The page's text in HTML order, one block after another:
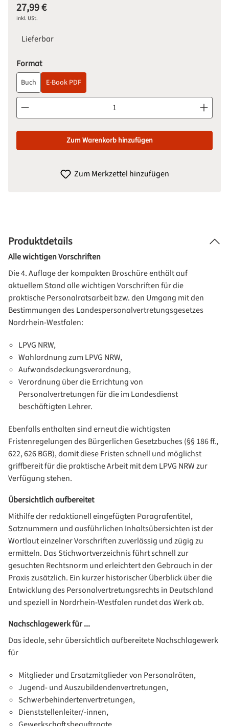
Regulärer Preis:
27,99 €
inkl. USt.
Lieferbar
Formatauswählen
Buch E-Book PDF
Produkt Anzahl: Gib den gewünschten Wert ein oder
Zum Warenkorb hinzufügen
Zum Merkzettel hinzufügen
Produktdetails
Alle wichtigen Vorschriften
Die 4. Auflage der kompakten Broschüre enthält auf
aktuellem Stand alle wichtigen Vorschriften für die
praktische Personalratsarbeit bzw. den Umgang mit den
Bestimmungen des Landespersonalvertretungsgesetzes
Nordrhein-Westfalen:
LPVG NRW,
Wahlordnung zum LPVG NRW,
Aufwandsdeckungsverordnung,
Verordnung über die Errichtung von
Personalvertretungen für die im Landesdienst
beschäftigten Lehrer.
Ebenfalls enthalten sind erneut die wichtigsten
Fristenregelungen des Bürgerlichen Gesetzbuches (§§ 186 ff.,
622, 626 BGB), damit diese Fristen schnell und möglichst
griffbereit für die praktische Arbeit mit dem LPVG NRW zur
Verfügung stehen.
Übersichtlich aufbereitet
Mithilfe der redaktionell eingefügten Paragrafentitel,
Satznummern und ausführlichen Inhaltsübersichten ist der
Wortlaut einzelner Vorschriften zuverlässig und zügig zu
ermitteln. Das Stichwortverzeichnis führt schnell zur
gesuchten Rechtsnorm und erleichtert den Gebrauch in der
Praxis zusätzlich. Ein kurzer historischer Überblick über die
Entwicklung des Personalvertretungsrechts in Deutschland
und speziell in Nordrhein-Westfalen rundet das Werk ab.
Nachschlagewerk für ...
Das ideale, sehr übersichtlich aufbereitete Nachschlagewerk
für
Mitglieder und Ersatzmitglieder von Personalräten,
Jugend- und Auszubildendenvertretungen,
Schwerbehindertenvertretungen,
Dienststellenleiter/-innen,